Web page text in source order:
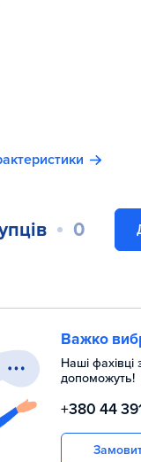
0
Важко
Наші фахівці
допоможуть!
+380 44